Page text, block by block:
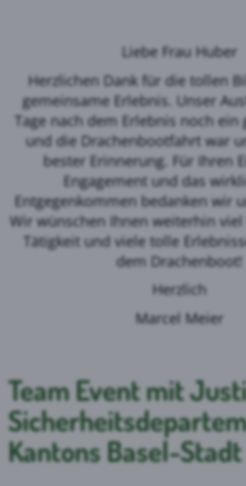
Liebe Frau Huber
Herzlichen Dank für die tollen
gemeinsame Erlebnis. Unser
Tage nach dem Erlebnis noch ein
und die Drachenbootfahrt war
bester Erinnerung. Für Ihren
Engagement und das
Entgegenkommen bedanken wir
Wir wünschen Ihnen weiterhin viel
Tätigkeit und viele tolle
dem Drachenboot!
Herzlich
Marcel Meier
Team Event mit
Kantons Basel-Stadt